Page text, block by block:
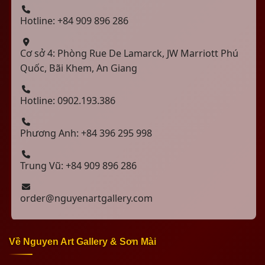
Hotline: +84 909 896 286
Cơ sở 4: Phòng Rue De Lamarck, JW Marriott Phú
Quốc, Bãi Khem, An Giang
Hotline: 0902.193.386
Phương Anh: +84 396 295 998
Trung Vũ: +84 909 896 286
order@nguyenartgallery.com
Về Nguyen Art Gallery & Sơn Mài